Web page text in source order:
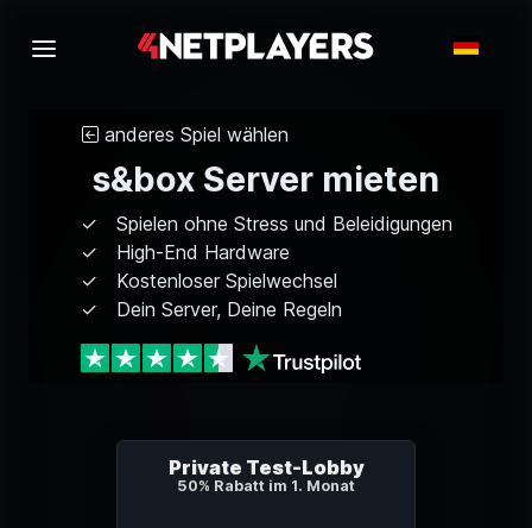
anderes Spiel wählen
s&box Server mieten
Spielen ohne Stress und Beleidigungen
High-End Hardware
Kostenloser Spielwechsel
Dein Server, Deine Regeln
Private Test-Lobby
50% Rabatt im 1. Monat